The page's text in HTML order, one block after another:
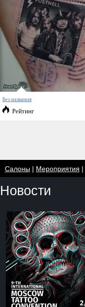
Без названия
Рейтинг
Салоны| Мероприятия |
Новости